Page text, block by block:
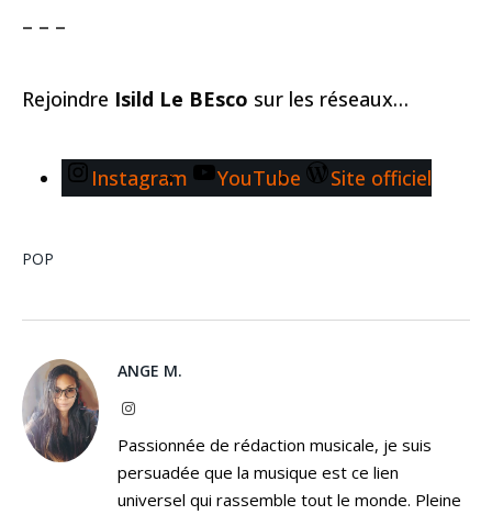
– – –
Rejoindre Isild Le BEsco sur les réseaux…
Instagram YouTube Site officiel
POP
ANGE M.
Instagram
Passionnée de rédaction musicale, je suis
persuadée que la musique est ce lien
universel qui rassemble tout le monde. Pleine